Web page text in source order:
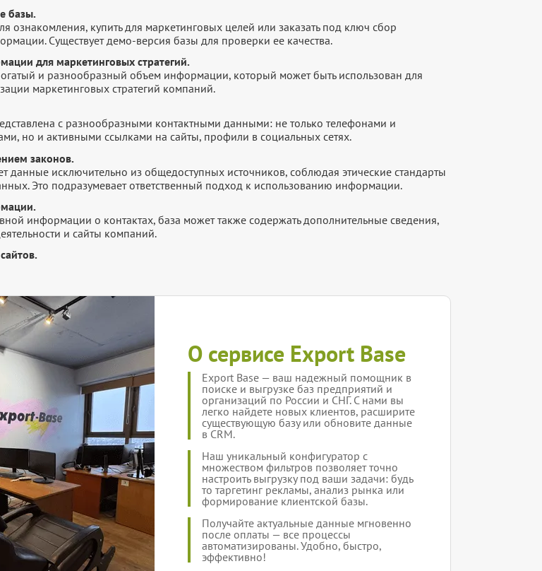
базы.
ознакомления, купить для маркетинговых целей или заказать под ключ сбор
Существует демо-версия базы для проверки ее качества.
для маркетинговых стратегий.
и разнообразный объем информации, который может быть использован для
маркетинговых стратегий компаний.
с разнообразными контактными данными: не только телефонами и
но и активными ссылками на сайты, профили в социальных сетях.
законов.
данные исключительно из общедоступных источников, соблюдая этические стандарты
Это подразумевает ответственный подход к использованию информации.
информации о контактах, база может также содержать дополнительные сведения,
и сайты компаний.
О сервисе Export Base
Export Base — ваш надежный помощник в
поиске и выгрузке баз предприятий и
организаций по России и СНГ. С нами вы
легко найдете новых клиентов, расширите
существующую базу или обновите данные
в CRM.
Наш уникальный конфигуратор с
множеством фильтров позволяет точно
настроить выгрузку под ваши задачи: будь
то таргетинг рекламы, анализ рынка или
формирование клиентской базы.
Получайте актуальные данные мгновенно
после оплаты — все процессы
автоматизированы. Удобно, быстро,
эффективно!